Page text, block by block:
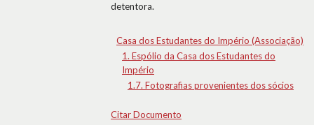
detentora.
Casa dos Estudantes do Império (Associação)
1. Espólio da Casa dos Estudantes do
Império
1.7. Fotografias provenientes dos sócios
Citar Documento